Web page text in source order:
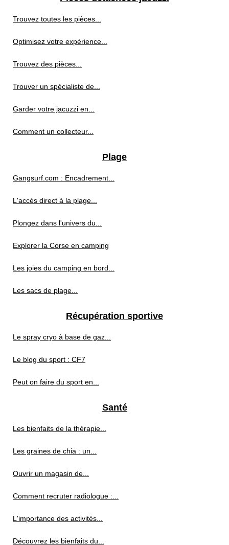
Trouvez toutes les pièces...
Optimisez votre expérience...
Trouvez des pièces...
Trouver un spécialiste de...
Garder votre jacuzzi en...
Comment un collecteur...
Plage
Gangsurf.com : Encadrement...
L'accès direct à la plage...
Plongez dans l'univers du...
Explorer la Corse en camping
Les joies du camping en bord...
Les sacs de plage...
Récupération sportive
Le spray cryo à base de gaz...
Le blog du sport : CF7
Peut on faire du sport en...
Santé
Les bienfaits de la thérapie...
Les graines de chia : un...
Ouvrir un magasin de...
Comment recruter radiologue :...
L'importance des activités...
Découvrez les bienfaits du...